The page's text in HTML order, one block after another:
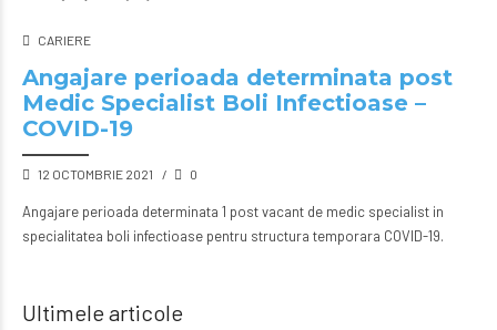
CARIERE
Angajare perioada determinata post
Medic Specialist Boli Infectioase –
COVID-19
12 OCTOMBRIE 2021 0
Angajare perioada determinata 1 post vacant de medic specialist in
specialitatea boli infectioase pentru structura temporara COVID-19.
Ultimele articole